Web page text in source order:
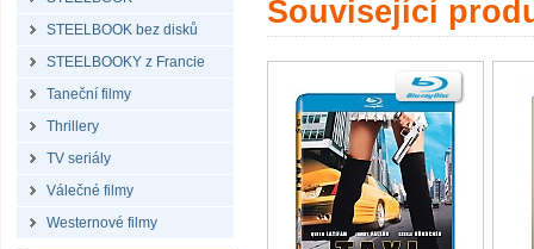
STEELBOOK bez disků
STEELBOOKY z Francie
Taneční filmy
Thrillery
TV seriály
Válečné filmy
Westernové filmy
Související